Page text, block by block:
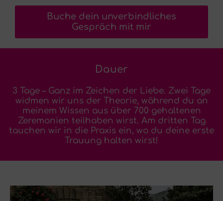
Buche dein unverbindliches
Gespräch mit mir
Dauer
3 Tage – Ganz im Zeichen der Liebe. Zwei Tage
widmen wir uns der Theorie, während du an
meinem Wissen aus über 700 gehaltenen
Zeremonien teilhaben wirst. Am dritten Tag
tauchen wir in die Praxis ein, wo du deine erste
Trauung halten wirst!